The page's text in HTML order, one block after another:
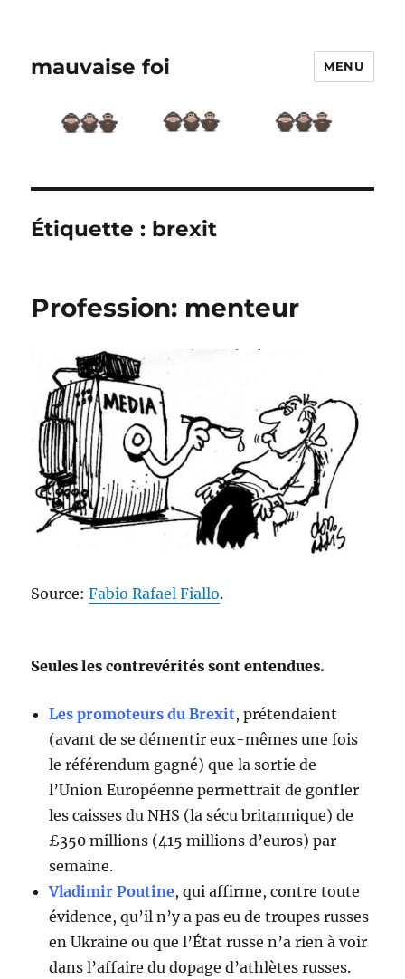
mauvaise foi MENU
Étiquette : brexit
Profession: menteur
Source:Fabio Rafael Fiallo.
Seules les contrevérités sont entendues.
Les promoteurs du Brexit, prétendaient
(avant de se démentir eux-mêmes une fois
le référendum gagné) que la sortie de
l’Union Européenne permettrait de gonfler
les caisses du NHS (la sécu britannique) de
£350 millions (415 millions d’euros) par
semaine.
Vladimir Poutine, qui affirme, contre toute
évidence, qu’il n’y a pas eu de troupes russes
en Ukraine ou que l’État russe n’a rien à voir
dans l’affaire du dopage d’athlètes russes.